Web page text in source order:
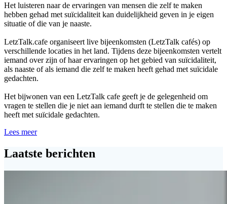
Het luisteren naar de ervaringen van mensen die zelf te maken
hebben gehad met suïcidaliteit kan duidelijkheid geven in je eigen
situatie of die van je naaste.
LetzTalk.cafe organiseert live bijeenkomsten (LetzTalk cafés) op
verschillende locaties in het land. Tijdens deze bijeenkomsten vertelt
iemand over zijn of haar ervaringen op het gebied van suïcidaliteit,
als naaste of als iemand die zelf te maken heeft gehad met suïcidale
gedachten.
Het bijwonen van een LetzTalk cafe geeft je de gelegenheid om
vragen te stellen die je niet aan iemand durft te stellen die te maken
heeft met suïcidale gedachten.
Lees meer
Laatste berichten